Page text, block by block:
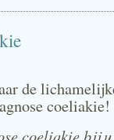
Viña
de
coeliakie!
coeliakie bij